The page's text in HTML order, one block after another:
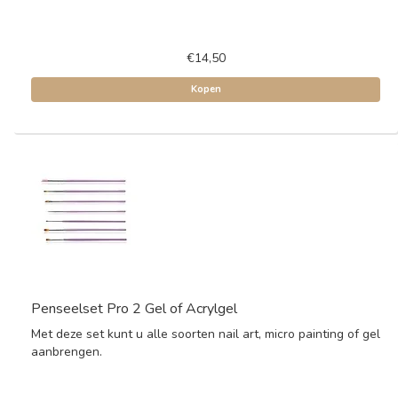
€14,50
Kopen
Penseelset Pro 2 Gel of Acrylgel
Met deze set kunt u alle soorten nail art, micro painting of gel
aanbrengen.